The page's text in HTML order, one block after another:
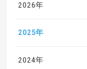
2026年
2025年
2024年